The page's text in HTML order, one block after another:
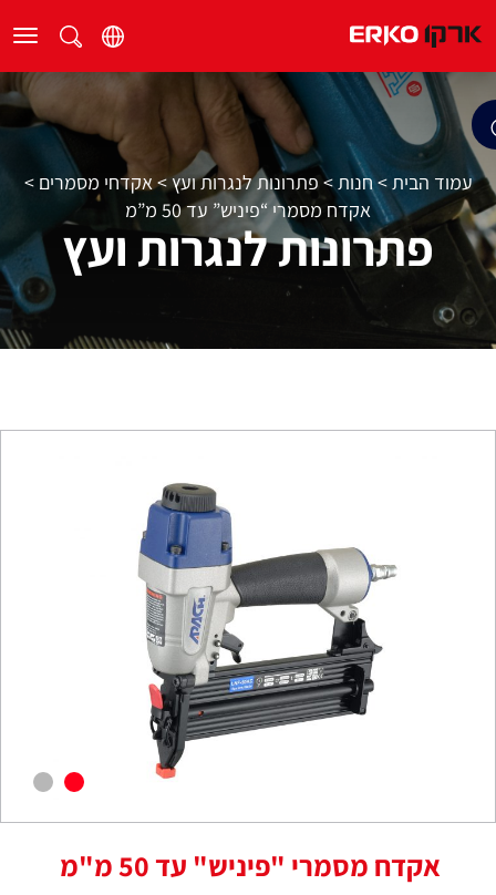
עמוד הבית >חנות >פתרונות לנגרות ועץ>אקדחי מסמרים >
אקדח מסמרי “פיניש” עד 50 מ”מ
פתרונות לנגרות ועץ
אקדח מסמרי "פיניש" עד 50 מ"מ